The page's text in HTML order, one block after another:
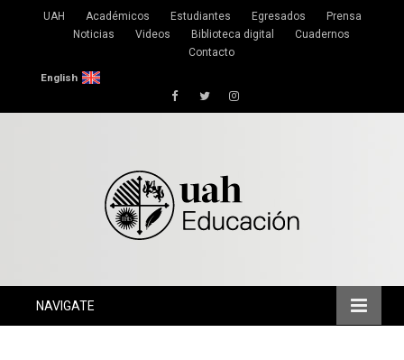
UAH Académicos Estudiantes Egresados
Prensa
Noticias
Videos Biblioteca digital
Cuadernos
Contacto
English
FacebookTwitterInstagram
NAVIGATE